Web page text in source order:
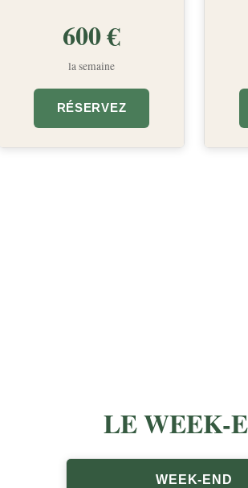
600 €
la semaine
RÉSERVEZ
LE WEEK-
WEEK-END